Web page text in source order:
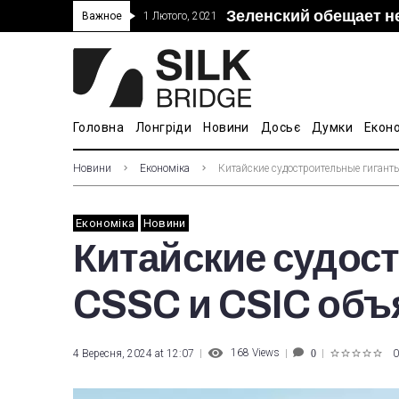
Важное 1 Лютого, 2021 Зеленский обещает
Прошло 5-тое
“Дочка” Beijing
В Украине ввели
Головна Лонгріди Новини Досьє Думки
Новини Економіка Китайские судостроительные
Економіка Новини
Китайские
CSSC и CSIC
4 Вересня, 2024 at 12:07 168 Views 0 0